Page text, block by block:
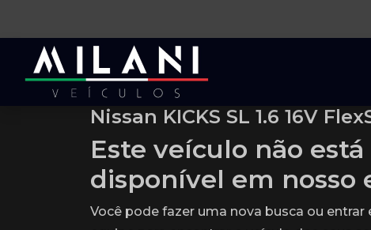
Nissan KICKS SL 1.6 16V
Este veículo não
disponível em nosso
Você pode fazer uma nova busca ou